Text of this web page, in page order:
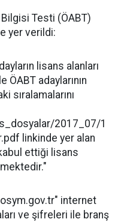
Testi (ÖABT)
yer verildi:
lisans alanları
ÖABT adaylarının
sıralamalarını
2017_07/1
linkinde yer alan
ettiği lisans
internet
ve şifreleri ile branş